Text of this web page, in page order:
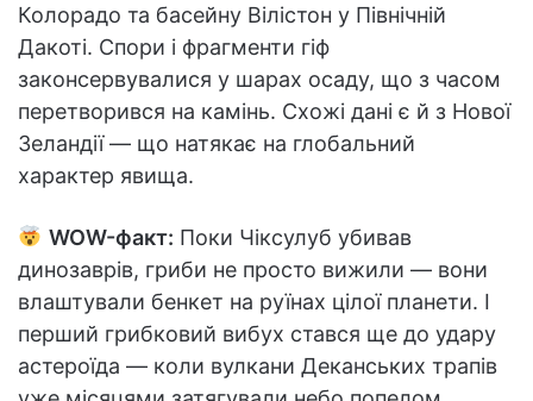
Колорадо та басейну Вілістон у Північній
Дакоті. Спори і фрагменти гіф
законсервувалися у шарах осаду, що з часом
перетворився на камінь. Схожі дані є й з Нової
Зеландії — що натякає на глобальний
характер явища.
WOW-факт: Поки Чіксулуб убивав
динозаврів, гриби не просто вижили — вони
влаштували бенкет на руїнах цілої планети. І
перший грибковий вибух стався ще до удару
астероїда — коли вулкани Деканських трапів